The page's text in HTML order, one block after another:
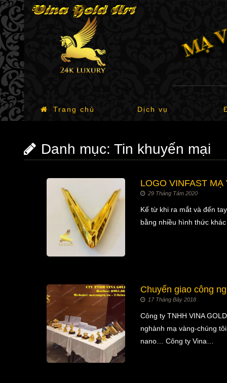
Trang chủ Dịch vụ
Danh mục: Tin khuyến mại
LOGO VINFAST
29 Tháng Tám 2020
Kể từ khi ra mắt và đến
bằng nhiều hình thức
Chuyển giao công
17 Tháng Bảy 2018
Công ty TNHH VINA
nghành mạ vàng-chúng
nano… Công ty Vina…